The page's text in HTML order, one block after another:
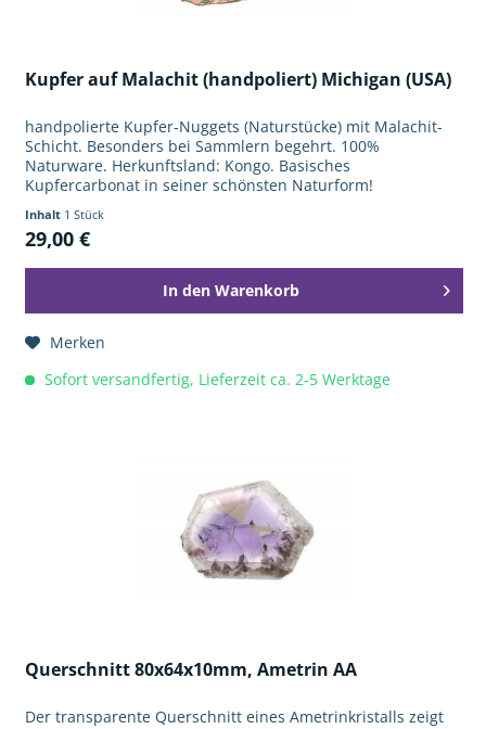
Kupfer auf Malachit (handpoliert) Michigan (USA)
handpolierte Kupfer-Nuggets (Naturstücke) mit Malachit-
Schicht. Besonders bei Sammlern begehrt. 100%
Naturware. Herkunftsland: Kongo. Basisches
Kupfercarbonat in seiner schönsten Naturform!
Inhalt 1 Stück
29,00 €
In den Warenkorb
Merken
Sofort versandfertig, Lieferzeit ca. 2-5 Werktage
Querschnitt 80x64x10mm, Ametrin AA
Der transparente Querschnitt eines Ametrinkristalls zeigt